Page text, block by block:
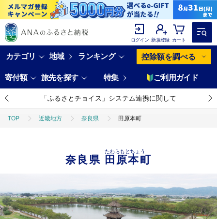
ログイン 新規登録 カート
カテゴリ 地域 ランキング 控除額を調べる
寄付額 旅先を探す 特集 ご利用ガイド
「ふるさとチョイス」システム連携に関して
TOP 近畿地方 奈良県 田原本町
奈良県 田原本町
たわらもとちょう